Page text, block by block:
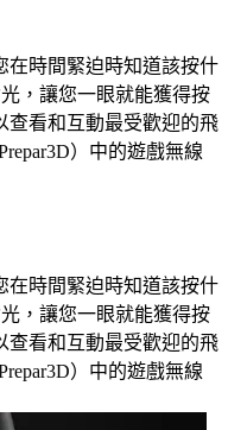
在時間緊迫時知道該按什
，讓您一眼就能獲得按
查看和互動最受歡迎的飛
）中的遊戲無線
在時間緊迫時知道該按什
，讓您一眼就能獲得按
查看和互動最受歡迎的飛
）中的遊戲無線